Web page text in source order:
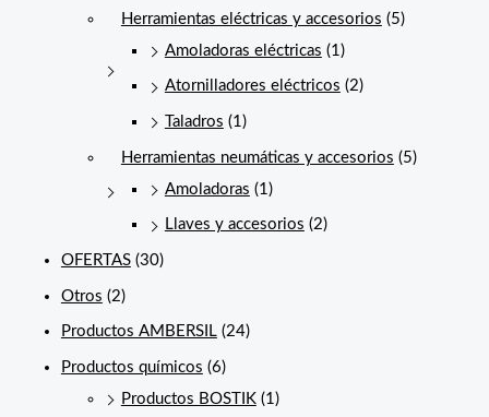
Herramientas eléctricas y accesorios (5)
Amoladoras eléctricas (1)
Atornilladores eléctricos (2)
Taladros (1)
Herramientas neumáticas y accesorios (5)
Amoladoras (1)
Llaves y accesorios (2)
OFERTAS (30)
Otros (2)
Productos AMBERSIL (24)
Productos químicos (6)
Productos BOSTIK (1)